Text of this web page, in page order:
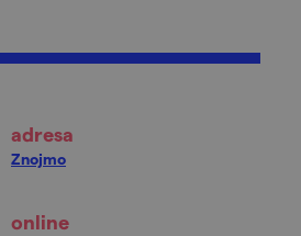
adresa
Znojmo
online